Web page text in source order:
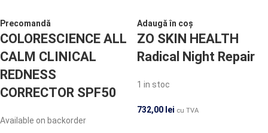
Precomandă
COLORESCIENCE ALL
CALM CLINICAL
REDNESS
CORRECTOR SPF50
Available on backorder
Adaugă în coș
ZO SKIN HEALTH
Radical Night Repair
1 in stoc
732,00 lei cu TVA